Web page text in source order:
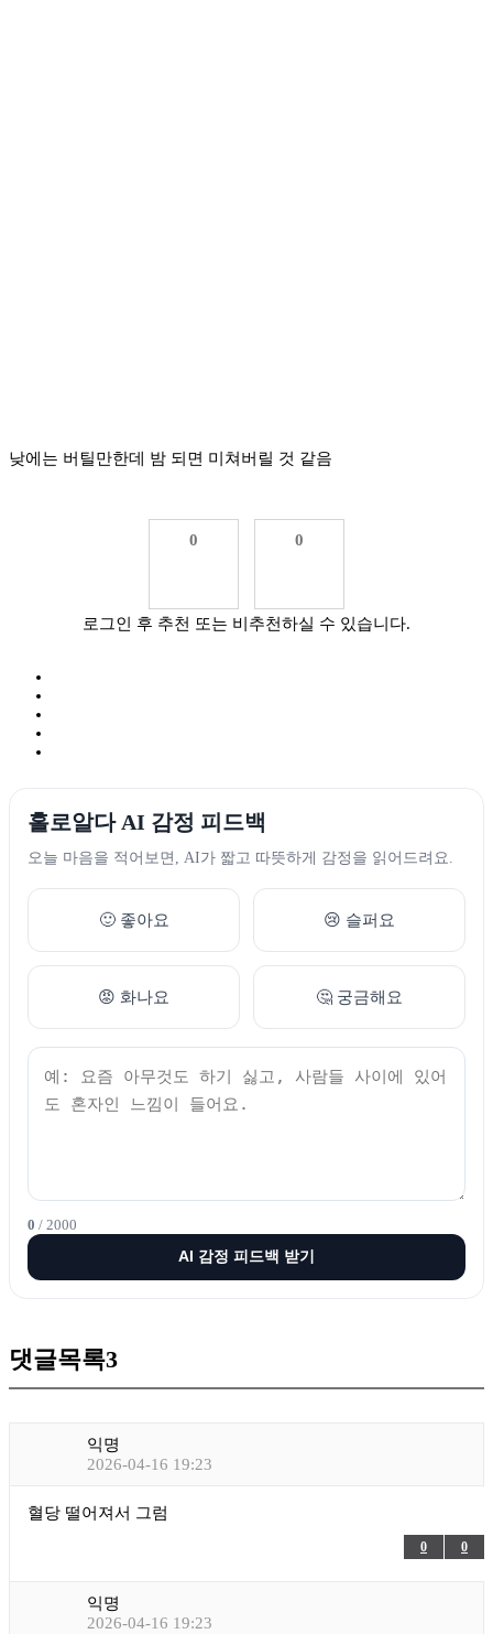
낮에는 버틸만한데 밤 되면 미쳐버릴 것 같음
0 0
로그인 후 추천 또는 비추천하실 수 있습니다.
홀로알다 AI 감정 피드백
오늘 마음을 적어보면, AI가 짧고 따뜻하게 감정을 읽어드려요.
🙂 좋아요 😢 슬퍼요
😡 화나요 🤔 궁금해요
0 / 2000
AI 감정 피드백 받기
댓글목록3
익명
2026-04-16 19:23
혈당 떨어져서 그럼
0 0
익명
2026-04-16 19:23